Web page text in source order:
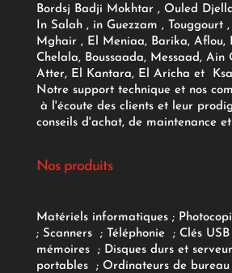
Bordsj Badji Mokhtar , Ouled
In Salah , in Guezzam , Touggourt
Mghair , El Meniaa, Barika, Aflou,
Chelala, Boussaada, Messaad, Ain
Atter, El Kantara, El Aricha et
Notre support technique et nos
à l'écoute des clients et leur
conseils d'achat, de maintenance
Nos produits
Matériels informatiques;
; Scanners ; Téléphonie ; Clés
mémoires
; Disques durs et
portables
; Ordinateurs de bureau